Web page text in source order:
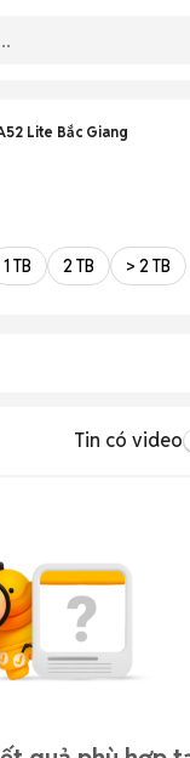
Lite Bắc Giang
1 TB 2 TB > 2 TB
Tin có video